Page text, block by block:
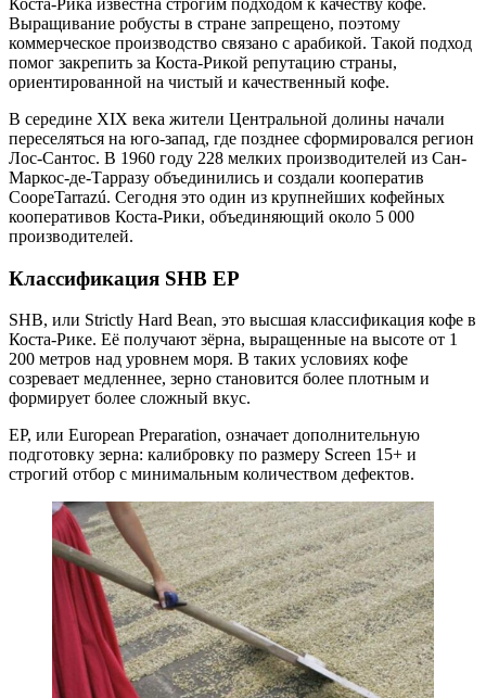
Коста-Рика известна строгим подходом к качеству кофе.
Выращивание робусты в стране запрещено, поэтому
коммерческое производство связано с арабикой. Такой подход
помог закрепить за Коста-Рикой репутацию страны,
ориентированной на чистый и качественный кофе.
В середине XIX века жители Центральной долины начали
переселяться на юго-запад, где позднее сформировался регион
Лос-Сантос. В 1960 году 228 мелких производителей из Сан-
Маркос-де-Тарразу объединились и создали кооператив
CoopeTarrazú. Сегодня это один из крупнейших кофейных
кооперативов Коста-Рики, объединяющий около 5 000
производителей.
Классификация SHB EP
SHB, или Strictly Hard Bean, это высшая классификация кофе в
Коста-Рике. Её получают зёрна, выращенные на высоте от 1
200 метров над уровнем моря. В таких условиях кофе
созревает медленнее, зерно становится более плотным и
формирует более сложный вкус.
EP, или European Preparation, означает дополнительную
подготовку зерна: калибровку по размеру Screen 15+ и
строгий отбор с минимальным количеством дефектов.